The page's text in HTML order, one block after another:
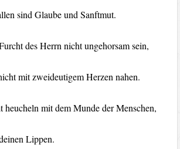
sind Glaube und Sanftmut.
des Herrn nicht ungehorsam sein,
mit zweideutigem Herzen nahen.
heucheln mit dem Munde der Menschen,
Lippen.